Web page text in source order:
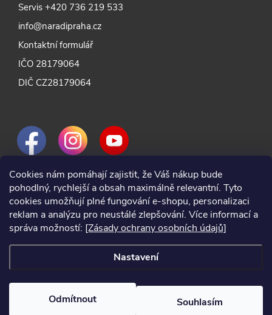
Cookies nám pomáhají zajistit, že Váš nákup bude
pohodlný, rychlejší a obsah maximálně relevantní. Tyto
cookies umožňují plné fungování e-shopu, personalizaci
reklam a analýzu pro neustálé zlepšování. Více informací a
správa možností: [Zásady ochrany osobních údajů]
Nastavení
Odmítnout Souhlasím
Servis+420 736 219 533
info@naradipraha.cz
Kontaktní formulář
IČO 28179064
DIČ CZ28179064
2024 © Nářadí Praha, všechna práva vyhrazena